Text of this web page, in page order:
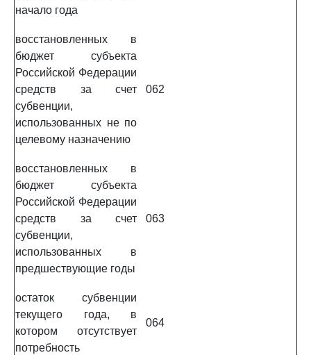
начало года
восстановленных в
бюджет субъекта
Российской Федерации
средств за счет
субвенции,
использованных не по
целевому назначению
062
восстановленных в
бюджет субъекта
Российской Федерации
средств за счет
субвенции,
использованных в
предшествующие годы
063
остаток субвенции
текущего года, в
котором отсутствует
потребность
064